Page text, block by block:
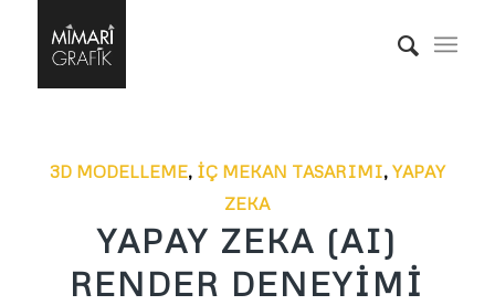
3D MODELLEME, İÇ MEKAN TASARIMI, YAPAY
ZEKA
YAPAY ZEKA (AI)
RENDER DENEYIMI